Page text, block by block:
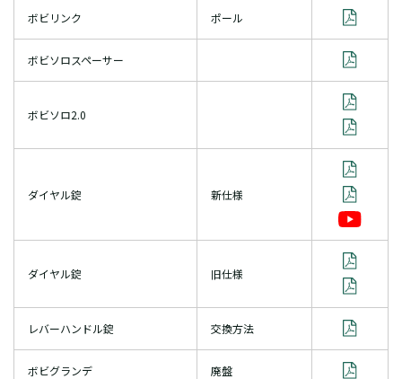
ボビリンク ポール
ボビソロスペーサー
ボビソロ2.0
ダイヤル錠 新仕様
ダイヤル錠 旧仕様
レバーハンドル錠 交換方法
ボビグランデ 廃盤